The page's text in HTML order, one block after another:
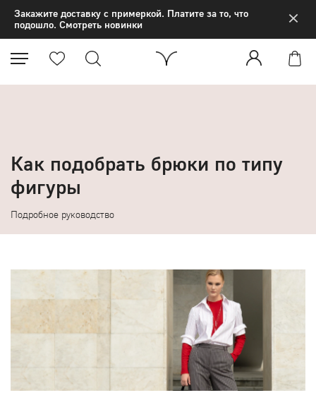
Закажите доставку с примеркой. Платите за то, что
подошло. Смотреть новинки
×
Как подобрать брюки по типу
фигуры
Подробное руководство